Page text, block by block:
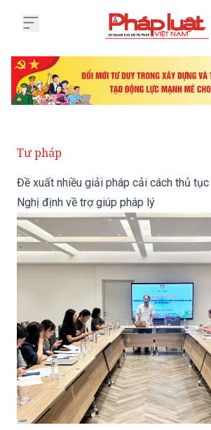
Tư pháp
Đề xuất nhiều giải pháp cải cách thủ
Nghị định về trợ giúp pháp lý